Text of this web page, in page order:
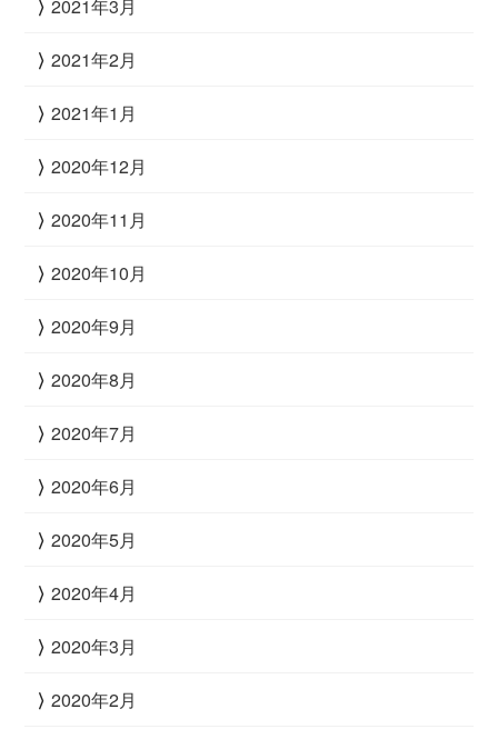
2021年3月
2021年2月
2021年1月
2020年12月
2020年11月
2020年10月
2020年9月
2020年8月
2020年7月
2020年6月
2020年5月
2020年4月
2020年3月
2020年2月